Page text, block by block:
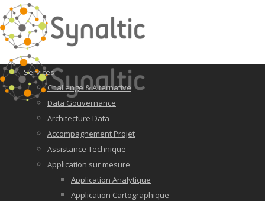
Services
Challenge & Alternative
Data Gouvernance
Architecture Data
Accompagnement Projet
Assistance Technique
Application sur mesure
Application Analytique
Application Cartographique